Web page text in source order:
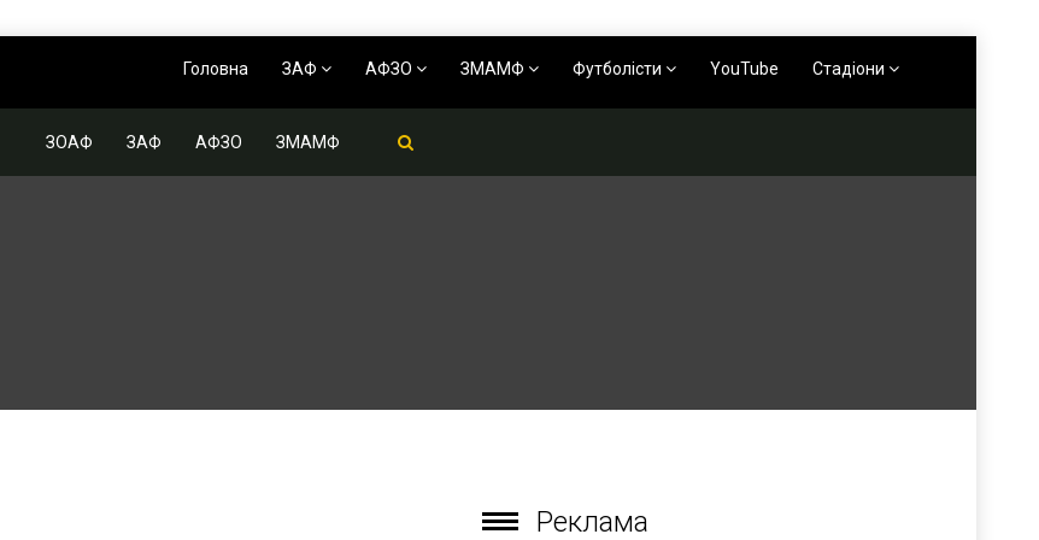
Головна ЗАФ АФЗО ЗМАМФ Футболісти YouTube Стадіони
ЗОАФ ЗАФ АФЗО ЗМАМФ
Реклама